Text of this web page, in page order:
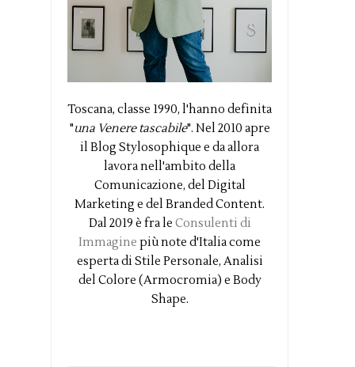
Toscana, classe 1990, l'hanno definita
"una Venere tascabile". Nel 2010 apre
il Blog Stylosophique e da allora
lavora nell'ambito della
Comunicazione, del Digital
Marketing e del Branded Content.
Dal 2019 è fra le Consulenti di
Immagine più note d'Italia come
esperta di Stile Personale, Analisi
del Colore (Armocromia) e Body
Shape.